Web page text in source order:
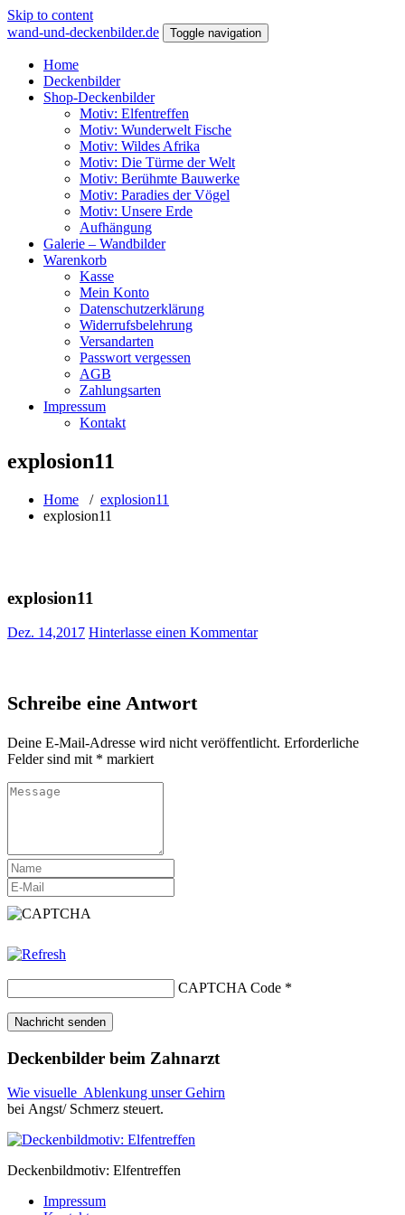
Skip to content
wand-und-deckenbilder.de
Toggle navigation
Home
Deckenbilder
Shop-Deckenbilder
Motiv: Elfentreffen
Motiv: Wunderwelt Fische
Motiv: Wildes Afrika
Motiv: Die Türme der Welt
Motiv: Berühmte Bauwerke
Motiv: Paradies der Vögel
Motiv: Unsere Erde
Aufhängung
Galerie – Wandbilder
Warenkorb
Kasse
Mein Konto
Datenschutzerklärung
Widerrufsbelehrung
Versandarten
Passwort vergessen
AGB
Zahlungsarten
Impressum
Kontakt
explosion11
Home / explosion11
explosion11
explosion11
Dez. 14,2017 Hinterlasse einen Kommentar
Schreibe eine Antwort
Deine E-Mail-Adresse wird nicht veröffentlicht. Erforderliche
Felder sind mit * markiert
CAPTCHA Code *
Deckenbilder beim Zahnarzt
Wie visuelle Ablenkung unser Gehirn
bei Angst/ Schmerz steuert.
Deckenbildmotiv: Elfentreffen
Impressum